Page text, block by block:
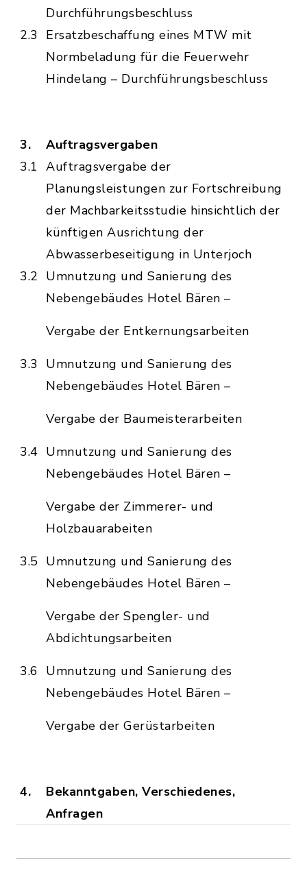
Durchführungsbeschluss
2.3 Ersatzbeschaffung eines MTW mit
Normbeladung für die Feuerwehr
Hindelang – Durchführungsbeschluss
3.
Auftragsvergaben
3.1 Auftragsvergabe der
Planungsleistungen zur Fortschreibung
der Machbarkeitsstudie hinsichtlich der
künftigen Ausrichtung der
Abwasserbeseitigung in Unterjoch
3.2 Umnutzung und Sanierung des
Nebengebäudes Hotel Bären –
Vergabe der Entkernungsarbeiten
3.3 Umnutzung und Sanierung des
Nebengebäudes Hotel Bären –
Vergabe der Baumeisterarbeiten
3.4 Umnutzung und Sanierung des
Nebengebäudes Hotel Bären –
Vergabe der Zimmerer- und
Holzbauarabeiten
3.5 Umnutzung und Sanierung des
Nebengebäudes Hotel Bären –
Vergabe der Spengler- und
Abdichtungsarbeiten
3.6
Umnutzung und Sanierung des
Nebengebäudes Hotel Bären –
Vergabe der Gerüstarbeiten
4.
Bekanntgaben, Verschiedenes,
Anfragen